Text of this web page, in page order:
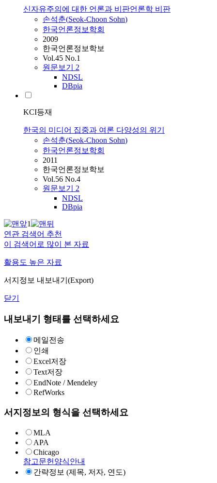
신자유주의에 대한 언론과 비판언론학 비판
손석춘(Seok-Choon Sohn)
한국언론정보학회
2009
한국언론정보학보
Vol.45 No.1
원문보기 2
NDSL
DBpia
KCI등재
한국의 미디어 집중과 여론 다양성의 위기
손석춘(Seok-Choon Sohn)
한국언론정보학회
2011
한국언론정보학보
Vol.56 No.4
원문보기 2
NDSL
DBpia
1
연관 검색어 추천
이 검색어로 많이 본 자료
활용도 높은 자료
서지정보 내보내기(Export)
닫기
내보내기 형태를 선택하세요
메일전송
인쇄
Excel저장
Text저장
EndNote / Mendeley
RefWorks
서지정보의 형식을 선택하세요
MLA
APA
Chicago
참고문헌양식안내
간략정보 (제목, 저자, 연도)